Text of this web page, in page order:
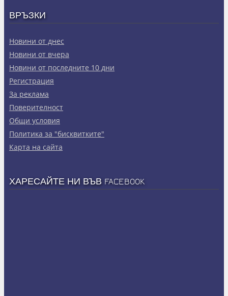
ВРЪЗКИ
Новини от днес
Новини от вчера
Новини от последните 10 дни
Регистрация
За реклама
Πoвepитeлнocт
Общи условия
Политика за "бисквитките"
Карта на сайта
ХАРЕСАЙТЕ НИ ВЪВ FACEBOOK